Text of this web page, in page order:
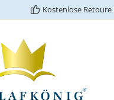
Kostenlose